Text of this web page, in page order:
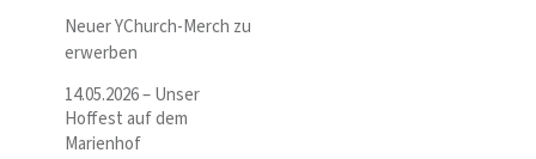
Neuer YChurch-Merch zu
erwerben
14.05.2026 – Unser
Hoffest auf dem
Marienhof